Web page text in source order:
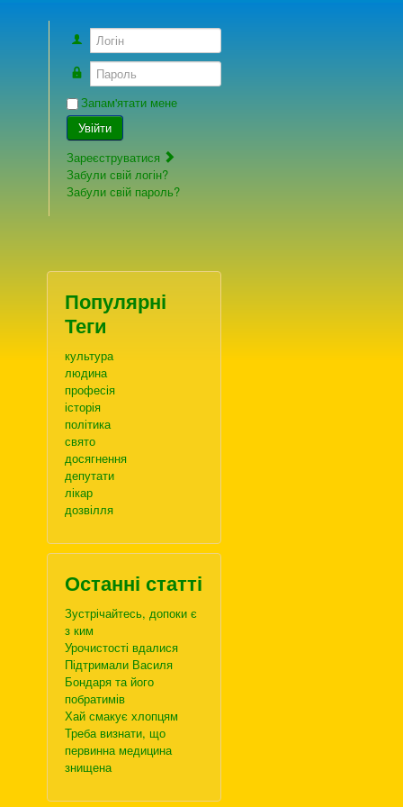
Логін
Пароль
Запам'ятати мене
Увійти
Зареєструватися
Забули свій логін?
Забули свій пароль?
Популярні
Теги
культура
людина
професія
історія
політика
свято
досягнення
депутати
лікар
дозвілля
Останні статті
Зустрічайтесь, допоки є
з ким
Урочистості вдалися
Підтримали Василя
Бондаря та його
побратимів
Хай смакує хлопцям
Треба визнати, що
первинна медицина
знищена